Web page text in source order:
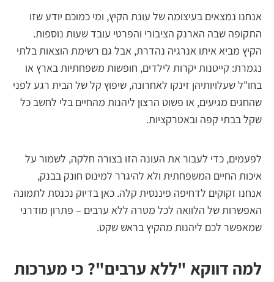
נמצאים בעיצומה של עונת הקיץ, ומי כמוכם יודע שזו
שבה הארנק הציבורי והפרטי עובד שעות נוספות.
מביא איתו אנרגיה נהדרת, אבל גם רשימת הוצאות בלתי
קייטנות יקרות לילדים, חופשות משפחתיות בארץ או
שעלויותיהן זינקו לאחרונה, שיפוץ קל של הבית רגע לפני
מגיעים, או פשוט הרצון ליהנות מהחיים בלי לחשב כל
בבתי קפה ובאטרקציות.
כדי לעבור את העונה הזו בצורה חלקה, לשמור על
החיים המשפחתית ולא להיגרר למינוס חונק בבנק,
זקוקים לדחיפה פיננסית קלה. כאן בדיוק נכנסת לתמונה
של הלוואה לכל מטרה ללא ערבים – פתרון מודרני
לכם ליהנות מהקיץ בראש שקט.
דווקא "ללא ערבים"? כי מערכות